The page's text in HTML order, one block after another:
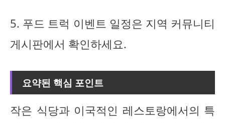
5. 푸드 트럭 이벤트 일정은 지역 커뮤니티
게시판에서 확인하세요.
요약된 핵심 포인트
작은 식당과 이국적인 레스토랑에서의 특